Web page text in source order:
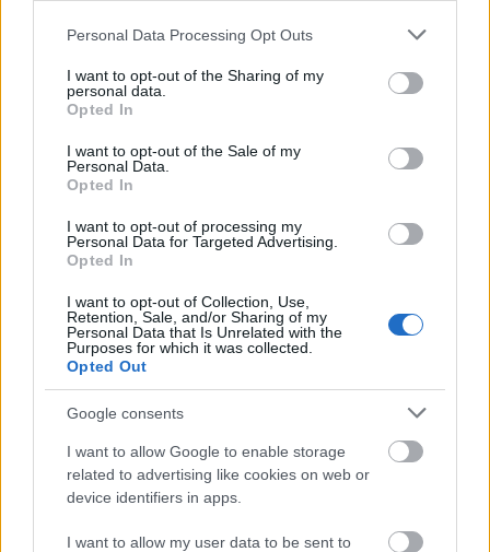
Please note that this website/app uses one or more Google
not limited to your visit or usage behaviour. You may click to
grant or deny consent to Google and its third-party tags to
use your data for below specified purposes in below Google
consent section.
Personal Data Processing Opt Outs
I want to opt-out of the Sharing of my
personal data.
Opted In
I want to opt-out of the Sale of my
Personal Data.
Opted In
I want to opt-out of processing my
Personal Data for Targeted Advertising.
Opted In
I want to opt-out of Collection, Use,
Retention, Sale, and/or Sharing of my
Personal Data that Is Unrelated with the
Purposes for which it was collected.
Opted Out
Google consents
I want to allow Google to enable storage
related to advertising like cookies on web or
device identifiers in apps.
I want to allow my user data to be sent to